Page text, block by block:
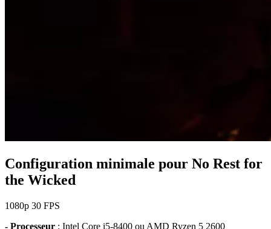
Configuration minimale pour No Rest for
the Wicked
1080p 30 FPS
- Processeur : Intel Core i5-8400 ou AMD Ryzen 5 2600